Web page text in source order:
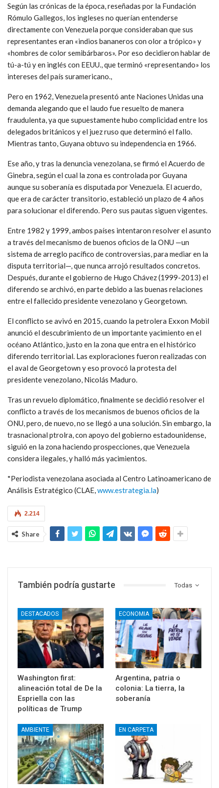
Según las crónicas de la época, reseñadas por la Fundación
Rómulo Gallegos, los ingleses no querían entenderse
directamente con Venezuela porque consideraban que sus
representantes eran «indios bananeros con olor a trópico» y
«hombres de color semibárbaros». Por eso decidieron hablar de
tú-a-tú y en inglés con EEUU., que terminó «representando» los
intereses del país suramericano.,
Pero en 1962, Venezuela presentó ante Naciones Unidas una
demanda alegando que el laudo fue resuelto de manera
fraudulenta, ya que supuestamente hubo complicidad entre los
delegados británicos y el juez ruso que determinó el fallo.
Mientras tanto, Guyana obtuvo su independencia en 1966.
Ese año, y tras la denuncia venezolana, se firmó el Acuerdo de
Ginebra, según el cual la zona es controlada por Guyana
aunque su soberanía es disputada por Venezuela. El acuerdo,
que era de carácter transitorio, estableció un plazo de 4 años
para solucionar el diferendo. Pero sus pautas siguen vigentes.
Entre 1982 y 1999, ambos países intentaron resolver el asunto
a través del mecanismo de buenos oficios de la ONU —un
sistema de arreglo pacífico de controversias, para mediar en la
disputa territorial—, que nunca arrojó resultados concretos.
Después, durante el gobierno de Hugo Chávez (1999-2013) el
diferendo se archivó, en parte debido a las buenas relaciones
entre el fallecido presidente venezolano y Georgetown.
El conflicto se avivó en 2015, cuando la petrolera Exxon Mobil
anunció el descubrimiento de un importante yacimiento en el
océano Atlántico, justo en la zona que entra en el histórico
diferendo territorial. Las exploraciones fueron realizadas con
el aval de Georgetown y eso provocó la protesta del
presidente venezolano, Nicolás Maduro.
Tras un revuelo diplomático, finalmente se decidió resolver el
conflicto a través de los mecanismos de buenos oficios de la
ONU, pero, de nuevo, no se llegó a una solución. Sin embargo, la
trasnacional ptrolra, con apoyo del gobierno estadounidense,
siguió en la zona haciendo prospecciones, que Venezuela
considera ilegales, y halló más yacimientos.
*Periodista venezolana asociada al Centro Latinoamericano de
Análisis Estratégico (CLAE,www.estrategia.la)
2.214
Share
Todas
También podría gustarte
DESTACADOS
Washington first:
alineación total de De la
Espriella con las
políticas de Trump
ECONOMIA
Argentina, patria o
colonia: La tierra, la
soberanía
AMBIENTE EN CARPETA